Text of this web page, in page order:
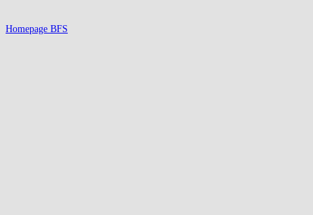
Homepage BFS